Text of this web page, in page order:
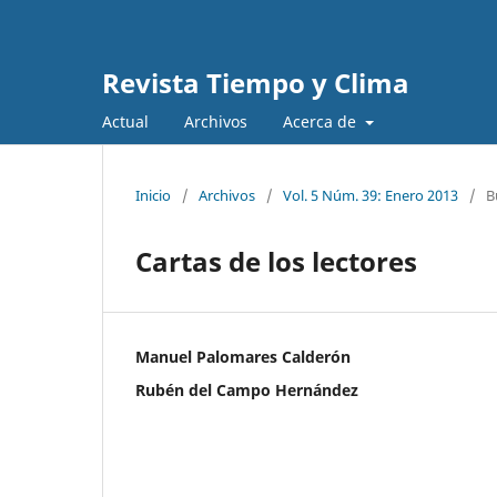
Revista Tiempo y Clima
Actual Archivos Acerca de
Inicio / Archivos / Vol. 5 Núm. 39: Enero 2013 /
Cartas de los lectores
Manuel Palomares Calderón
Rubén del Campo Hernández